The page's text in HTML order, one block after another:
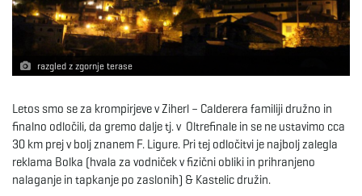
l
razgled z zgornje terase
Letos smo se za krompirjeve v Ziherl – Calderera familiji družno in
finalno odločili, da gremo dalje tj. v Oltrefinale in se ne ustavimo cca
30 km prej v bolj znanem F. Ligure. Pri tej odločitvi je najbolj zalegla
reklama Bolka (hvala za vodniček v fizični obliki in prihranjeno
nalaganje in tapkanje po zaslonih) & Kastelic družin.